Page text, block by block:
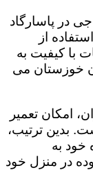
در پاسارگاد
از
با کیفیت به
خوزستان می
امکان تعمیر
بدین ترتیب،
خود به
در منزل خود